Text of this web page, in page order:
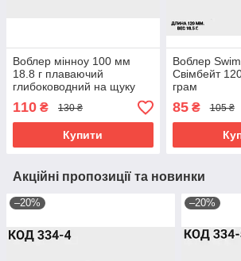
Воблер мінноу 100 мм
18.8 г плаваючий
глибоководний на щуку
судака окуня для спінінга
352-5
110 ₴ 130 ₴
Купити
Воблер
Свімбейт
грам
85₴ 105 ₴
Акційні пропозиції та новинки
–20% –20%